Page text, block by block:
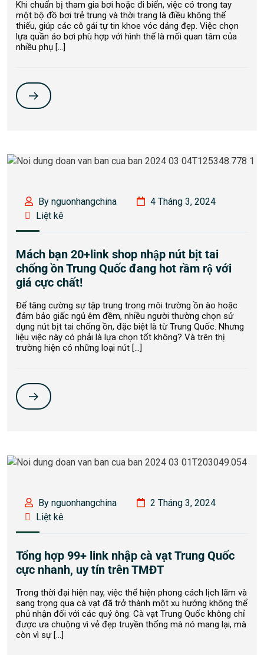
Khi chuẩn bị tham gia bơi hoặc đi biển, việc có trong tay
một bộ đồ bơi trẻ trung và thời trang là điều không thể
thiếu, giúp các cô gái tự tin khoe vóc dáng đẹp. Việc chọn
lựa quần áo bơi phù hợp với hình thể là mối quan tâm của
nhiều phụ […]
By nguonhangchina
4 Tháng 3, 2024
Liệt kê
Mách bạn 20+link shop nhập nút bịt tai
chống ồn Trung Quốc đang hot rầm rộ với
giá cực chất!
Để tăng cường sự tập trung trong môi trường ồn ào hoặc
đảm bảo giấc ngủ êm đềm, nhiều người thường chọn sử
dụng nút bịt tai chống ồn, đặc biệt là từ Trung Quốc. Nhưng
liệu việc này có phải là lựa chọn tốt không? Và trên thị
trường hiện có những loại nút […]
By nguonhangchina
2 Tháng 3, 2024
Liệt kê
Tổng hợp 99+ link nhập cà vạt Trung Quốc
cực nhanh, uy tín trên TMĐT
Trong thời đại hiện nay, việc thể hiện phong cách lịch lãm và
sang trọng qua cà vạt đã trở thành một xu hướng không thể
phủ nhận đối với các quý ông. Cà vạt Trung Quốc không chỉ
được ưa chuộng vì vẻ đẹp truyền thống mà nó mang lại, mà
còn vì sự […]